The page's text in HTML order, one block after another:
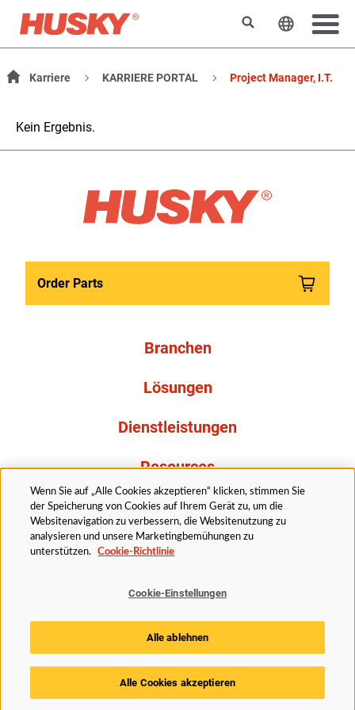
SuchenSprache
Karriere KARRIERE PORTAL Project Manager, I.T.
Kein Ergebnis.
Order Parts
Branchen
Lösungen
Dienstleistungen
Resources
Über uns
Rechtliches Datenschutzerklärung
Barrierefreiheit
Cookie Richtlinie
Cookie-Einstellungen
© 2025 Husky Technologies. Alle Rechte vorbehalten.
Wenn Sie auf „Alle Cookies akzeptieren“ klicken, stimmen Sie
der Speicherung von Cookies auf Ihrem Gerät zu, um die
Websitenavigation zu verbessern, die Websitenutzung zu
analysieren und unsere Marketingbemühungen zu
unterstützen.
Cookie-Richtlinie
Cookie-Einstellungen
Alle ablehnen
Alle Cookies akzeptieren